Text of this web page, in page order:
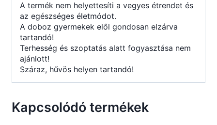
A termék nem helyettesíti a vegyes étrendet és
az egészséges életmódot.
A doboz gyermekek elől gondosan elzárva
tartandó!
Terhesség és szoptatás alatt fogyasztása nem
ajánlott!
Száraz, hűvös helyen tartandó!
Kapcsolódó termékek